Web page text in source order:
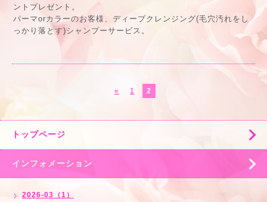
ントプレゼント。
パーマorカラーのお客様、ディープクレンジング(毛穴汚れをし
っかり落とす)シャンプーサービス。
« 1 2
トップページ
インフォメーション
2026-03（1）